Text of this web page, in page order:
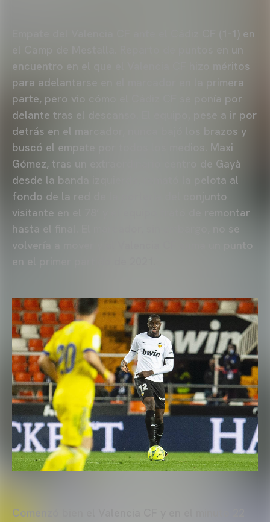
Empate del Valencia CF ante el Cádiz CF (1-1) en
el Camp de Mestalla. Reparto de puntos en un
encuentro en el que el Valencia CF hizo méritos
para adelantarse en el marcador en la primera
parte, pero vio cómo el Cádiz CF se ponía por
delante tras el descanso. El equipo, pese a ir por
detrás en el marcador, nunca bajó los brazos y
buscó el empate por todos los medios. Maxi
Gómez, tras un extraordinario centro de Gayà
desde la banda izquierda, remató la pelota al
fondo de la red de la portería del conjunto
visitante en el 78’ y el equipo trató de remontar
hasta el final. El marcador, sin embargo, no se
volvería a mover y el Valencia CF suma un punto
Comenzó bien el Valencia CF y en el minuto 22